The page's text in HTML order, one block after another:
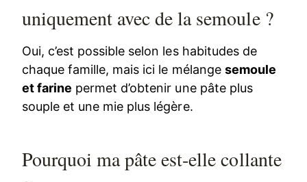
uniquement avec de la semoule ?
Oui, c’est possible selon les habitudes de
chaque famille, mais ici le mélange semoule
et farine permet d’obtenir une pâte plus
souple et une mie plus légère.
Pourquoi ma pâte est-elle collante